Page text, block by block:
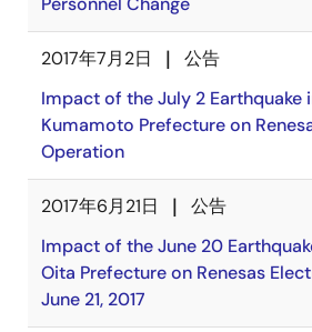
2017年7月2日
公告
Impact of the July 2 Earthquake
Kumamoto Prefecture on
Operation
2017年6月21日
公告
Impact of the June 20
Oita Prefecture on Renesas
June 21, 2017